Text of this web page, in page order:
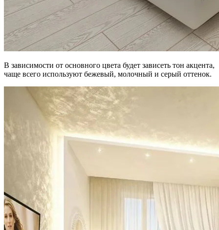
В зависимости от основного цвета будет зависеть тон акцента,
чаще всего используют бежевый, молочный и серый оттенок.